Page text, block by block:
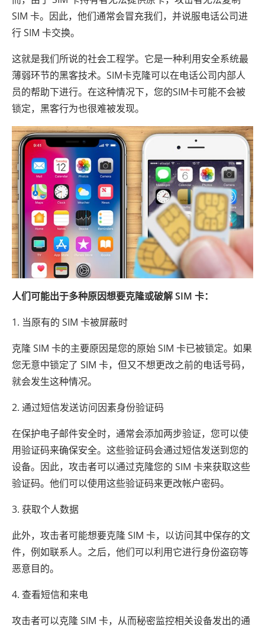
SIM 卡。因此，他们通常会冒充我们，并说服电话公司进
行 SIM 卡交换。
这就是我们所说的社会工程学。它是一种利用安全系统最
薄弱环节的黑客技术。SIM卡克隆可以在电话公司内部人
员的帮助下进行。在这种情况下，您的SIM卡可能不会被
锁定，黑客行为也很难被发现。
人们可能出于多种原因想要克隆或破解 SIM 卡：
1. 当原有的 SIM 卡被屏蔽时
克隆 SIM 卡的主要原因是您的原始 SIM 卡已被锁定。如果
您无意中锁定了 SIM 卡，但又不想更改之前的电话号码，
就会发生这种情况。
2. 通过短信发送访问因素身份验证码
在保护电子邮件安全时，通常会添加两步验证，您可以使
用验证码来确保安全。这些验证码会通过短信发送到您的
设备。因此，攻击者可以通过克隆您的 SIM 卡来获取这些
验证码。他们可以使用这些验证码来更改帐户密码。
3. 获取个人数据
此外，攻击者可能想要克隆 SIM 卡，以访问其中保存的文
件，例如联系人。之后，他们可以利用它进行身份盗窃等
恶意目的。
4. 查看短信和来电
攻击者可以克隆 SIM 卡，从而秘密监控相关设备发出的通